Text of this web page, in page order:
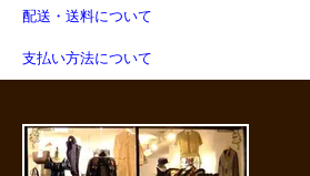
配送・送料について
支払い方法について